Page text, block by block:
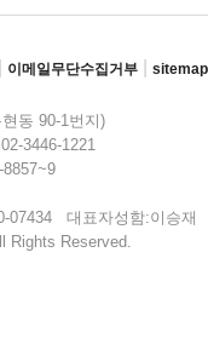
이메일무단수집거부 sitemap
동 90-1번지)
3446-1221
07434 대표자성함:이승재
Rights Reserved.